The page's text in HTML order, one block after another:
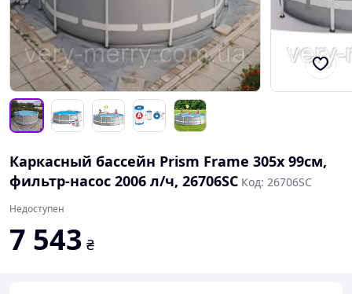
Каркасный бассейн Prism Frame 305х 99см,
фильтр-насос 2006 л/ч, 26706SC Код: 26706SC
Недоступен
7 543 ₴